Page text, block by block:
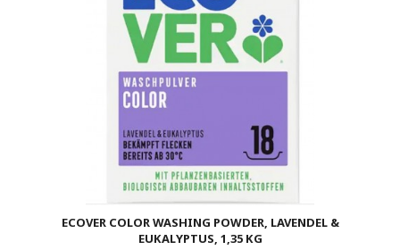
ECOVER COLOR WASHING POWDER, LAVENDEL &
EUKALYPTUS, 1,35 KG